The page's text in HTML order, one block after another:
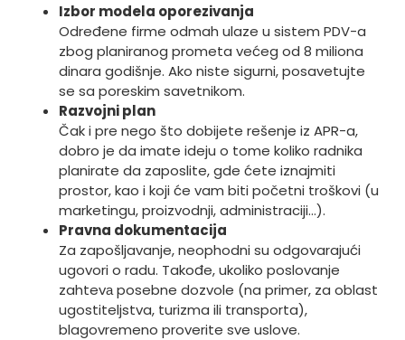
Izbor modela oporezivanja
Određene firme odmah ulaze u sistem PDV-a
zbog planiranog prometa većeg od 8 miliona
dinara godišnje. Ako niste sigurni, posavetujte
se sa poreskim savetnikom.
Razvojni plan
Čak i pre nego što dobijete rešenje iz APR-a,
dobro je da imate ideju o tome koliko radnika
planirate da zaposlite, gde ćete iznajmiti
prostor, kao i koji će vam biti početni troškovi (u
marketingu, proizvodnji, administraciji…).
Pravna dokumentacija
Za zapošljavanje, neophodni su odgovarajući
ugovori o radu. Takođe, ukoliko poslovanje
zahtevа posebne dozvole (na primer, za oblast
ugostiteljstva, turizma ili transporta),
blagovremeno proverite sve uslove.